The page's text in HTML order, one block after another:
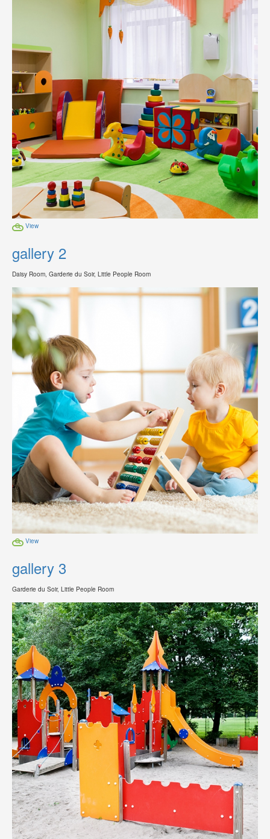
View
gallery 2
Daisy Room, Garderie du Soir, Little People Room
View
gallery 3
Garderie du Soir, Little People Room